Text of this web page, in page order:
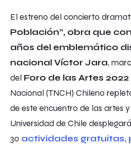
El estreno del concierto
Población”, obra que
años del emblemático
nacional Víctor Jara,
del Foro de las Artes 2022
Nacional (TNCH) Chileno
de este encuentro de las artes
Universidad de Chile
30 actividades gratuitas,